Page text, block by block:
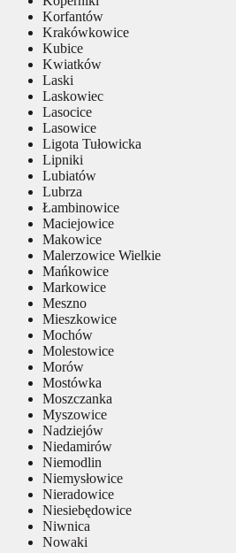
Korfantów
Krakówkowice
Kubice
Kwiatków
Laski
Laskowiec
Lasocice
Lasowice
Ligota Tułowicka
Lipniki
Lubiatów
Lubrza
Łambinowice
Maciejowice
Makowice
Malerzowice Wielkie
Mańkowice
Markowice
Meszno
Mieszkowice
Mochów
Molestowice
Morów
Mostówka
Moszczanka
Myszowice
Nadziejów
Niedamirów
Niemodlin
Niemysłowice
Nieradowice
Niesiebędowice
Niwnica
Nowaki